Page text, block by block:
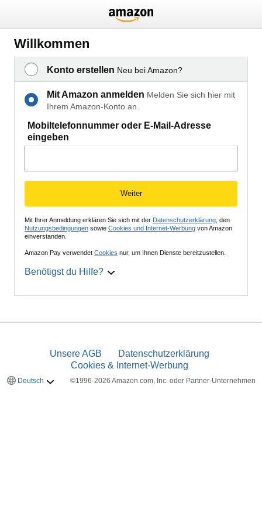
Willkommen
Konto erstellen Neu bei Amazon?
Mit Amazon anmelden Melden Sie sich hier mit
Ihrem Amazon-Konto an.
Mobiltelefonnummer oder E-Mail-Adresse
eingeben
Weiter
Mit Ihrer Anmeldung erklären Sie sich mit der Datenschutzerklärung , den
Nutzungsbedingungen sowie Cookies und Internet-Werbung von Amazon
einverstanden.
Amazon Pay verwendet Cookies nur, um Ihnen Dienste bereitzustellen.
Benötigst du Hilfe?
Unsere AGB
Datenschutzerklärung
Cookies & Internet-Werbung
Deutsch ©1996-2026 Amazon.com, Inc. oder Partner-Unternehmen